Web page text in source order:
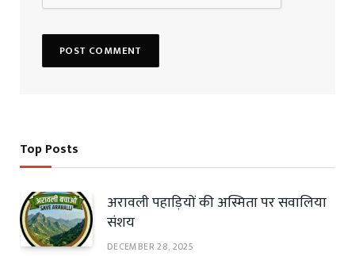
Top Posts
अरावली पहाड़ियों की अस्मिता पर सवालिया
संशय
DECEMBER 28, 2025